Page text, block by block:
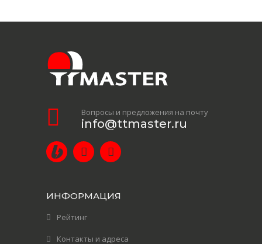
Вопросы и предложения на почту
info@ttmaster.ru
ИНФОРМАЦИЯ
Рейтинг
Контакты и адреса